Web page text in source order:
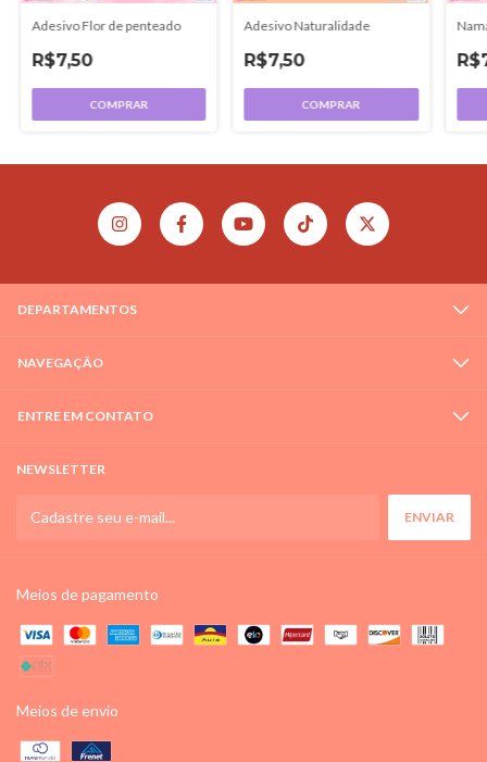
Adesivo Flor de penteado
R$7,50
COMPRAR
Adesivo Naturalidade
R$7,50
COMPRAR
DEPARTAMENTOS
NAVEGAÇÃO
ENTRE EM CONTATO
NEWSLETTER
Meios de pagamento
Meios de envio